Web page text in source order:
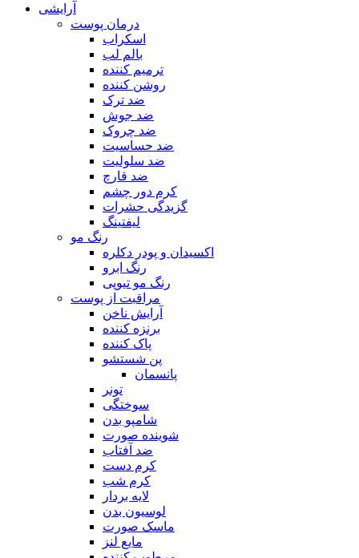
آرایشی
درمان پوست
اسکراب
بالم لب
ترمیم کننده
روشن کننده
ضد ترک
ضد جوش
ضد چروک
ضد حساسیت
ضد سلولیت
ضد قارچ
کرم دور چشم
گزیدگی حشرات
لیفتینگ
رنگ مو
اکسیدان و پودر دکلره
رنگ ابرو
رنگ مو تیوپی
مراقبت از پوست
آرایش ناخن
برنزه کننده
پاک کننده
پن شستشو
پانسمان
تونر
سوختگی
شامپو بدن
شوینده صورت
ضد آفتاب
کرم دست
کرم شب
لایه بردار
لوسیون بدن
ماسک صورت
مایع لنز